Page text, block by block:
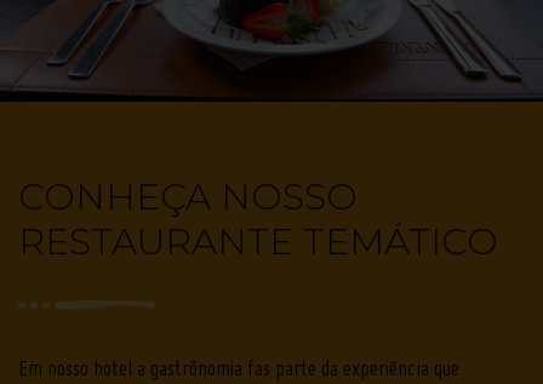
Pacote
aniversário
Espaço
Kids
Pet
Friendly
CONHEÇA NOSSO
RESTAURANTE TEMÁTICO
Em nosso hotel a gastrônomia fas parte da experiência que